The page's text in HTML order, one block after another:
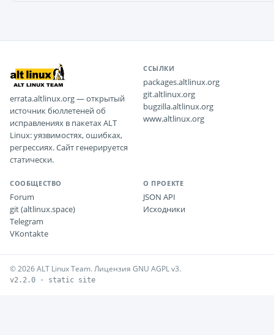
errata.altlinux.org — открытый
источник бюллетеней об
исправлениях в пакетах ALT
Linux: уязвимостях, ошибках,
регрессиях. Сайт генерируется
статически.
ССЫЛКИ
packages.altlinux.org
git.altlinux.org
bugzilla.altlinux.org
www.altlinux.org
СООБЩЕСТВО
Forum
git (altlinux.space)
Telegram
VKontakte
О ПРОЕКТЕ
JSON API
Исходники
© 2026 ALT Linux Team. Лицензия GNU AGPL v3.
v2.2.0 · static site